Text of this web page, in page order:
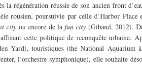
la régénération réussie de son ancien front
rousien, poursuivie par celle d’Harbor Place
cityou encore de lafun city (Giband, 2012).
cette politique de reconquête urbaine.
Yard), touristiques (the National Aquarium
l’orchestre symphonique), elle souhaite